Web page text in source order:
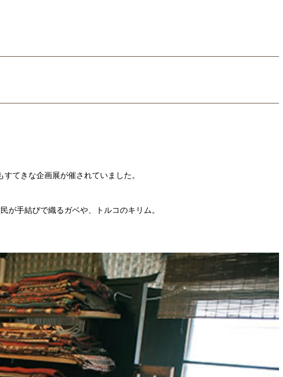
てきな企画展が催されていました。
が手結びで織るガベや、トルコのキリム。